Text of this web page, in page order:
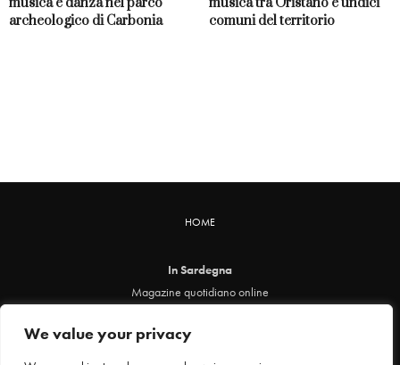
We value your privacy
archeologico di Carbonia
comuni del territorio
HOME
In Sardegna
Magazine quotidiano online
Direttore responsabile ed editore: Claudia Marin
Piazza Santa Chiara, 49 - 00186 - Roma